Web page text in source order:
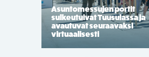
Asuntomessujen portit
sulkeutuivat Tuusulassa ja
avautuvat seuraavaksi
virtuaalisesti